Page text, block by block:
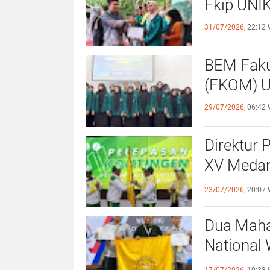
Fkip
31/07/2026, 22:12
BEM
29/07/2026, 06:42
Direktur
XV
23/07/2026, 20:07
Dua
National
Surabaya